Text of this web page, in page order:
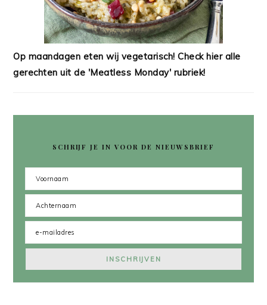
Op maandagen eten wij vegetarisch! Check hier alle
gerechten uit de 'Meatless Monday' rubriek!
SCHRIJF JE IN VOOR DE NIEUWSBRIEF